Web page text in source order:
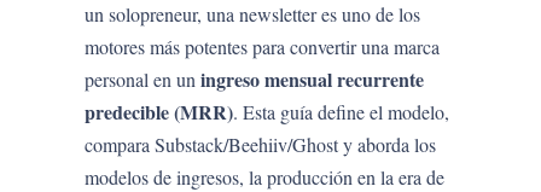
un solopreneur, una newsletter es uno de los
motores más potentes para convertir una marca
personal en uningreso mensual recurrente
predecible (MRR). Esta guía define el modelo,
compara Substack/Beehiiv/Ghost y aborda los
modelos de ingresos, la producción en la era de